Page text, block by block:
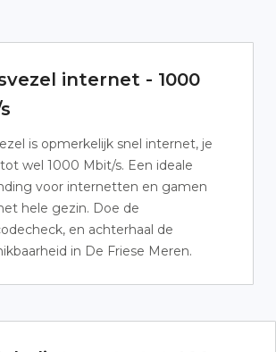
internet - 1000
is opmerkelijk snel internet, je
wel 1000 Mbit/s. Een ideale
voor internetten en gamen
hele gezin. Doe de
en achterhaal de
in De Friese Meren.